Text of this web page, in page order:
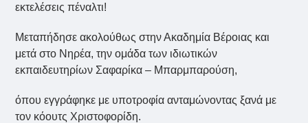
εκτελέσεις πέναλτι!
Μεταπήδησε ακολούθως στην Ακαδημία Βέροιας και
μετά στο Νηρέα, την ομάδα των ιδιωτικών
εκπαιδευτηρίων Σαφαρίκα – Μπαρμπαρούση,
όπου εγγράφηκε με υποτροφία ανταμώνοντας ξανά με
τον κόουτς Χριστοφορίδη.